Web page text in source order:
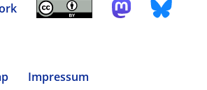
Impressum